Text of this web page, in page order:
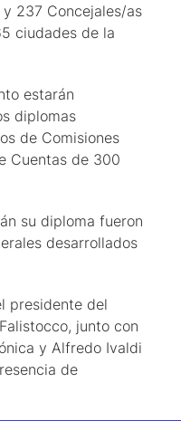
237 Concejales/as
ciudades de la
estarán
diplomas
de Comisiones
Cuentas de 300
su diploma fueron
desarrollados
presidente del
junto con
y Alfredo Ivaldi
de